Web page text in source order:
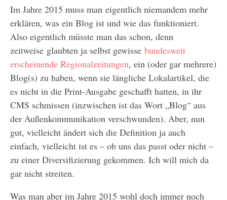
Im Jahre 2015 muss man eigentlich niemandem mehr
erklären, was ein Blog ist und wie das funktioniert.
Also eigentlich müsste man das schon, denn
zeitweise glaubten ja selbst gewisse bundesweit
erscheinende Regionalzeitungen, ein (oder gar mehrere)
Blog(s) zu haben, wenn sie längliche Lokalartikel, die
es nicht in die Print-Ausgabe geschafft hatten, in ihr
CMS schmissen (inzwischen ist das Wort „Blog“ aus
der Außenkommunikation verschwunden). Aber, nun
gut, vielleicht ändert sich die Definition ja auch
einfach, vielleicht ist es – ob uns das passt oder nicht –
zu einer Diversifizierung gekommen. Ich will mich da
gar nicht streiten.
Was man aber im Jahre 2015 wohl doch immer noch